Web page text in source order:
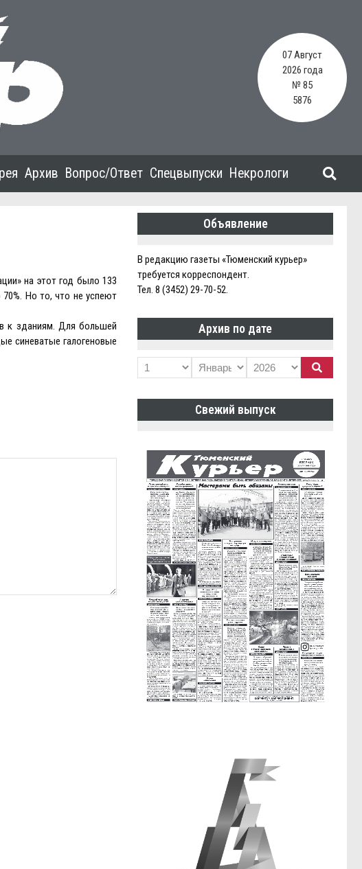
07 Август
2026 года
№ 85
5876
Архив Вопрос/Ответ Спецвыпуски Некрологи
на этот год было 133
Но то, что не успеют
к зданиям. Для большей
синеватые галогеновые
Объявление
В редакцию газеты «Тюменский курьер»
требуется корреспондент.
Тел. 8 (3452) 29-70-52.
Архив по дате
Свежий выпуск